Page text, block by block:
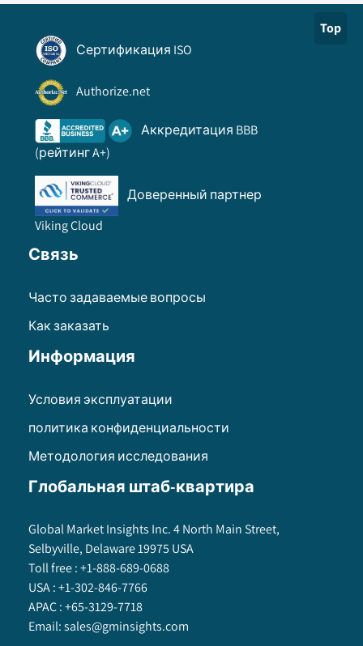
Top
Сертификация ISO
Authorize.net
Аккредитация BBB
(рейтинг A+)
Доверенный партнер
Viking Cloud
Связь
Часто задаваемые вопросы
Как заказать
Информация
Условия эксплуатации
политика конфиденциальности
Методология исследования
Глобальная штаб-квартира
Global Market Insights Inc. 4 North Main Street,
Selbyville, Delaware 19975 USA
Toll free :+1-888-689-0688
USA :+1-302-846-7766
APAC :+65-3129-7718
Email:sales@gminsights.com